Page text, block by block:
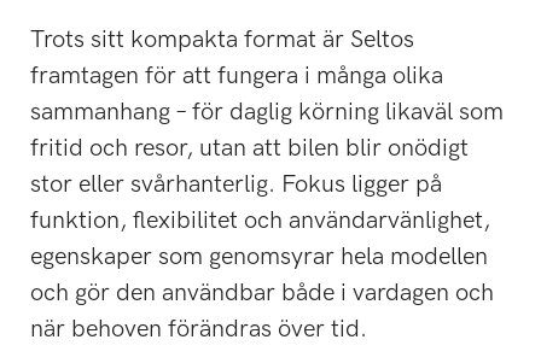
Trots sitt kompakta format är Seltos
framtagen för att fungera i många olika
sammanhang – för daglig körning likaväl som
fritid och resor, utan att bilen blir onödigt
stor eller svårhanterlig. Fokus ligger på
funktion, flexibilitet och användarvänlighet,
egenskaper som genomsyrar hela modellen
och gör den användbar både i vardagen och
när behoven förändras över tid.